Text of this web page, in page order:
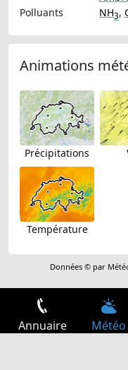
Polluants
NH3,
Animations
Précipitations
Température
Données © par
Annuaire Météo